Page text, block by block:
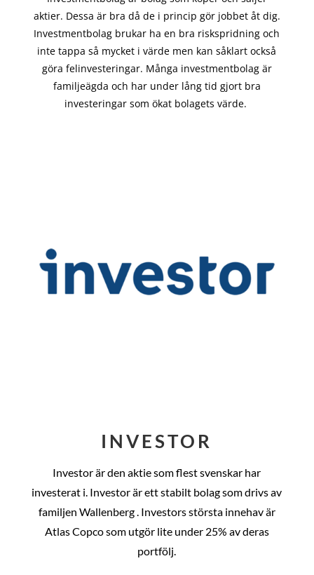
aktier. Dessa är bra då de i princip görjobbet åt dig.
Investmentbolag brukar ha en bra riskspridning och
inte tappa så mycket i värde men kan såklart också
göra felinvesteringar. Många investmentbolag är
familjeägda och har under lång tid gjort bra
investeringar som ökat bolagets värde.
INVESTOR
Investor är den aktie som flest svenskar har
investerat i. Investor är ett stabilt bolag som drivs av
familjen Wallenberg . Investors största innehav är
Atlas Copco som utgör lite under 25% av deras
portfölj.